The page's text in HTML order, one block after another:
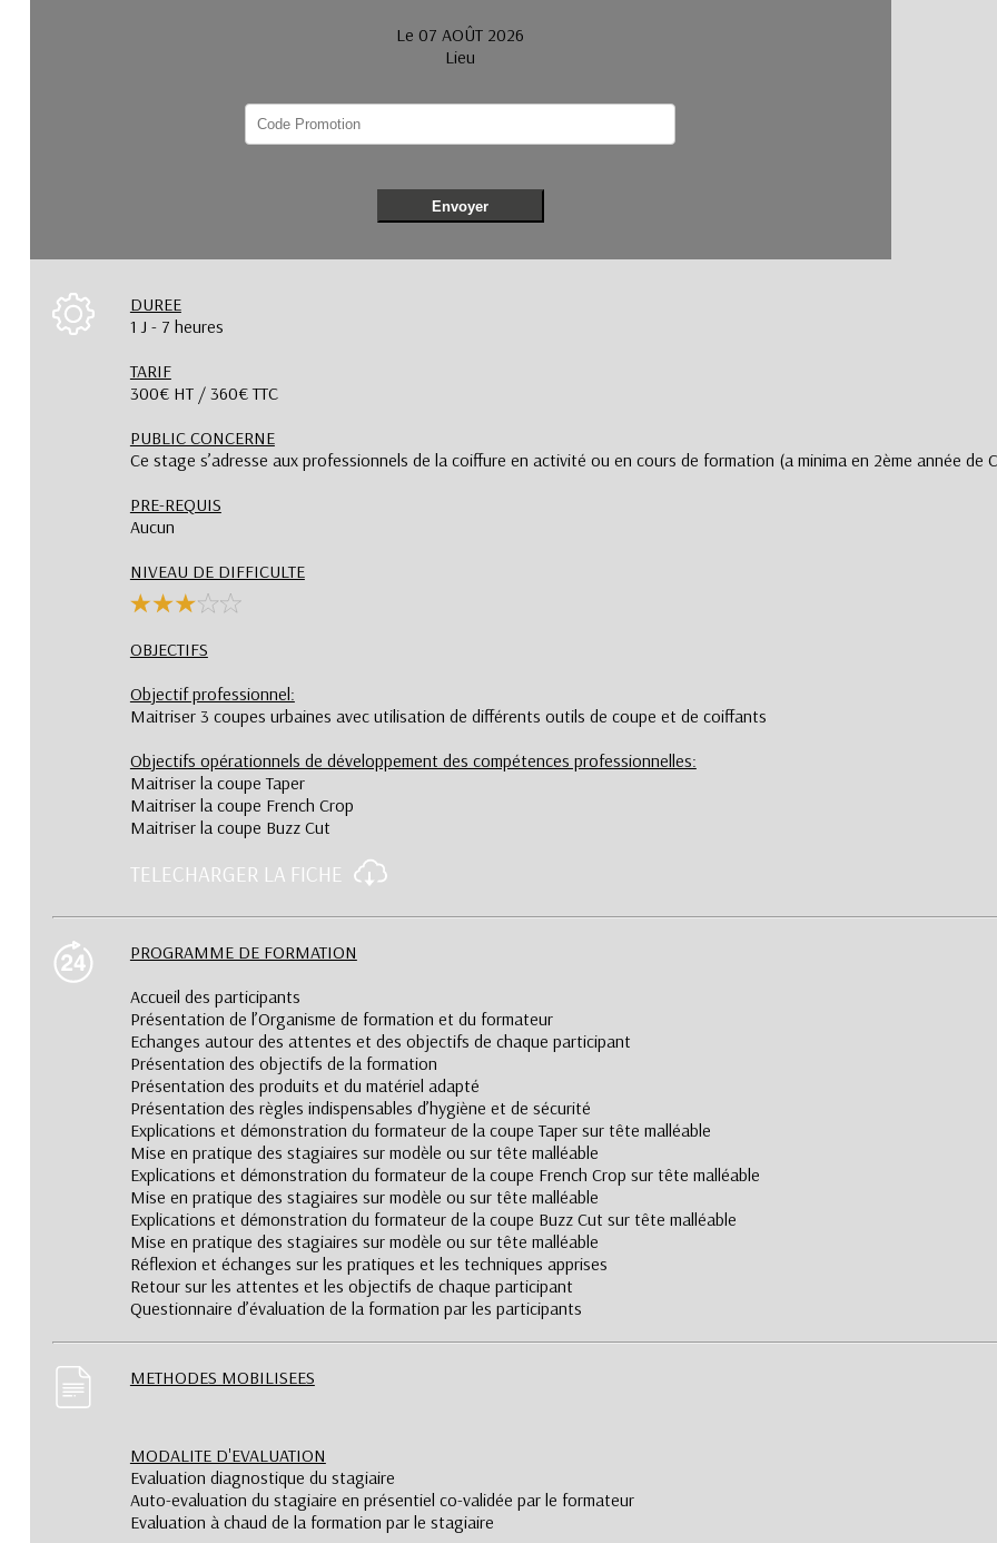
Le 07 AOÛT 2026
Lieu
Envoyer
DUREE
1 J - 7 heures
TARIF
300€ HT / 360€ TTC
PUBLIC CONCERNE
Ce stage s’adresse aux professionnels de la coiffure en activité ou en cours de formation (a minima en 2ème année de
PRE-REQUIS
Aucun
NIVEAU DE DIFFICULTE
OBJECTIFS
Objectif professionnel:
Maitriser 3 coupes urbaines avec utilisation de différents outils de coupe et de coiffants
Objectifs opérationnels de développement des compétences professionnelles:
Maitriser la coupe Taper
Maitriser la coupe French Crop
Maitriser la coupe Buzz Cut
TELECHARGER LA FICHE
PROGRAMME DE FORMATION
Accueil des participants
Présentation de l’Organisme de formation et du formateur
Echanges autour des attentes et des objectifs de chaque participant
Présentation des objectifs de la formation
Présentation des produits et du matériel adapté
Présentation des règles indispensables d’hygiène et de sécurité
Explications et démonstration du formateur de la coupe Taper sur tête malléable
Mise en pratique des stagiaires sur modèle ou sur tête malléable
Explications et démonstration du formateur de la coupe French Crop sur tête malléable
Mise en pratique des stagiaires sur modèle ou sur tête malléable
Explications et démonstration du formateur de la coupe Buzz Cut sur tête malléable
Mise en pratique des stagiaires sur modèle ou sur tête malléable
Réflexion et échanges sur les pratiques et les techniques apprises
Retour sur les attentes et les objectifs de chaque participant
Questionnaire d’évaluation de la formation par les participants
METHODES MOBILISEES
MODALITE D'EVALUATION
Evaluation diagnostique du stagiaire
Auto-evaluation du stagiaire en présentiel co-validée par le formateur
Evaluation à chaud de la formation par le stagiaire